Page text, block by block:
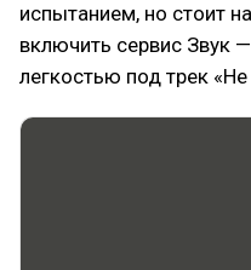
испытанием, но стоит
включить сервис Звук
легкостью под трек